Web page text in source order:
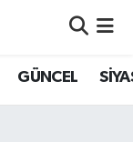
GÜNCEL